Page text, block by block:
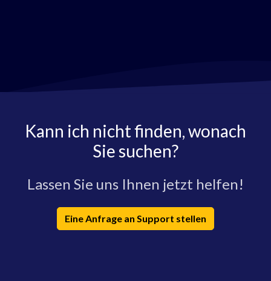
Kann ich nicht finden, wonach
Sie suchen?
Lassen Sie uns Ihnen jetzt helfen!
Eine Anfrage an Support stellen